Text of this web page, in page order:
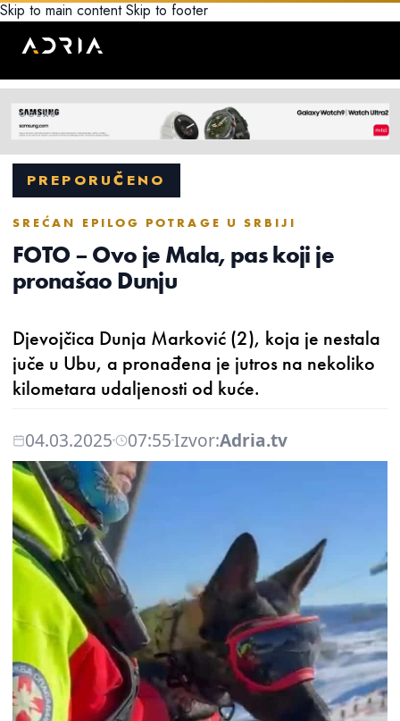
Skip to main content Skip to footer
PREPORUČENO
SREĆAN EPILOG POTRAGE U SRBIJI
FOTO – Ovo je Mala, pas koji je
pronašao Dunju
Djevojčica Dunja Marković (2), koja je nestala
juče u Ubu, a pronađena je jutros na nekoliko
kilometara udaljenosti od kuće.
04.03.2025 07:55Izvor:Adria.tv